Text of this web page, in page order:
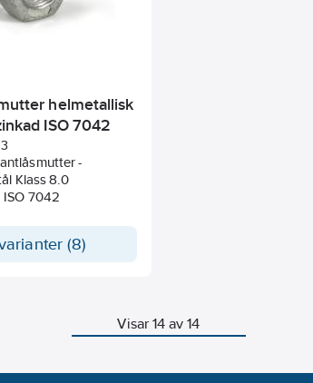
helmetallisk
ISO 7042
-
Klass 8.0
7042
(8)
Visar 14 av 14